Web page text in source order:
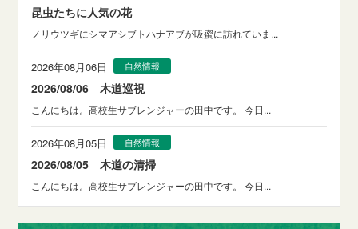
昆虫たちに人気の花
ノリウツギにシマアシブトハナアブが吸蜜に訪れていま...
2026年08月06日 自然情報
2026/08/06 木道巡視
こんにちは。高校生サブレンジャーの田中です。 今日...
2026年08月05日 自然情報
2026/08/05 木道の清掃
こんにちは。高校生サブレンジャーの田中です。 今日...